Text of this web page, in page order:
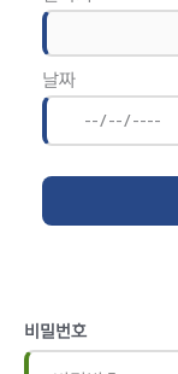
날짜
비밀번호